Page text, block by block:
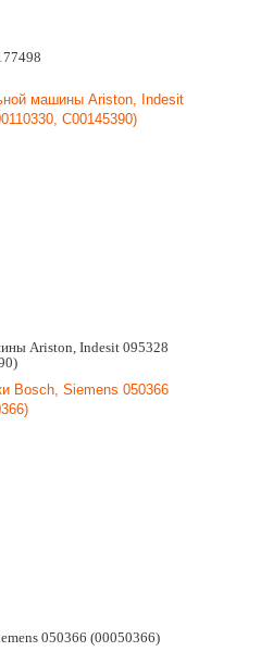
Ariston, Indesit 095328
050366 (00050366)